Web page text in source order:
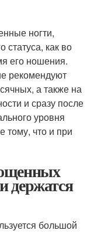
ногти,
статуса, как во
его ношения.
рекомендуют
а также на
и сразу после
уровня
тому, что и при
держатся
большой